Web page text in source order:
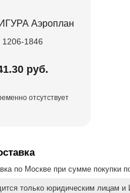
Аэроплан
1206-1846
руб.
отсутствует
по Москве при сумме покупки
только юридическим лицам